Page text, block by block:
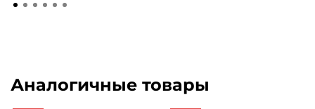
Аналогичные товары